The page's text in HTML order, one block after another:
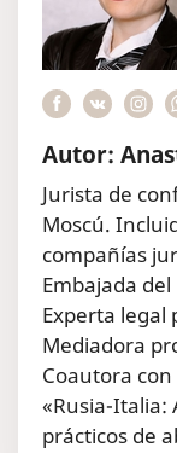
Autor:
Jurista de
Moscú.
compañías
Embajada
Experta legal
Mediadora
Coautora
«Rusia-Italia:
prácticos de